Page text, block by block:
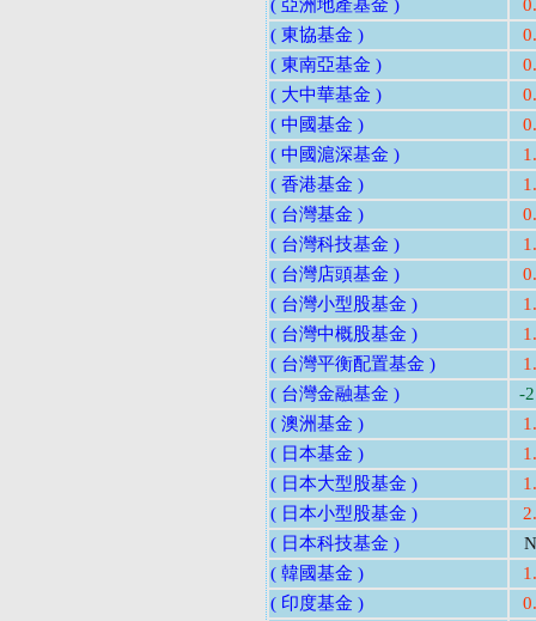
( 亞洲地產基金 )
( 東協基金 )
( 東南亞基金 )
( 大中華基金 )
( 中國基金 )
( 中國滬深基金 )
( 香港基金 )
( 台灣基金 )
( 台灣科技基金 )
( 台灣店頭基金 )
( 台灣小型股基金 )
( 台灣中概股基金 )
( 台灣平衡配置基金 )
( 台灣金融基金 )
-
( 澳洲基金 )
( 日本基金 )
( 日本大型股基金 )
( 日本小型股基金 )
( 日本科技基金 )
( 韓國基金 )
( 印度基金 )